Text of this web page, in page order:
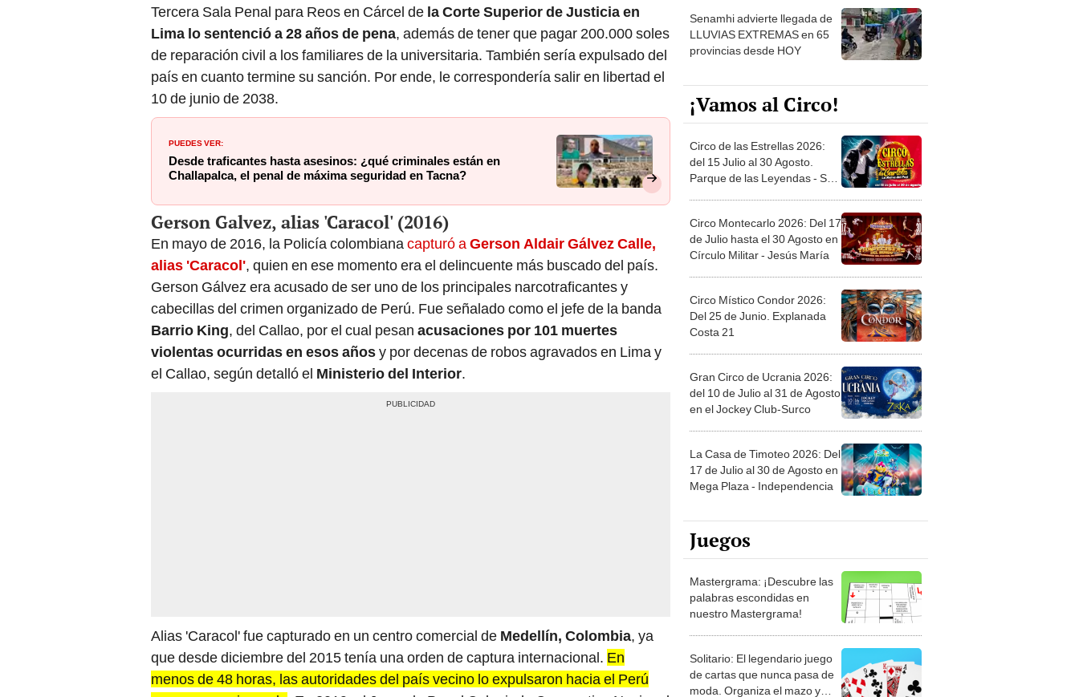
Tercera Sala Penal para Reos en Cárcel de la Corte Superior de Justicia en
Lima lo sentenció a 28 años de pena, además de tener que pagar 200.000 soles
de reparación civil a los familiares de la universitaria. También sería expulsado del
país en cuanto termine su sanción. Por ende, le correspondería salir en libertad el
10 de junio de 2038.
PUEDES VER:
Desde traficantes hasta asesinos: ¿qué criminales están en
Challapalca, el penal de máxima seguridad en Tacna?
Gerson Galvez, alias 'Caracol' (2016)
En mayo de 2016, la Policía colombianacapturó aGerson Aldair Gálvez Calle,
alias 'Caracol', quien en ese momento era el delincuente más buscado del país.
Gerson Gálvez era acusado de ser uno de los principales narcotraficantes y
cabecillas del crimen organizado de Perú. Fue señalado como el jefe de la banda
Barrio King, del Callao, por el cual pesan acusaciones por 101 muertes
violentas ocurridas en esos añosy por decenas de robos agravados en Lima y
el Callao, según detalló el Ministerio del Interior.
Alias 'Caracol' fue capturado en un centro comercial de Medellín, Colombia, ya
que desde diciembre del 2015 tenía una orden de captura internacional. En
menos de 48 horas, las autoridades del país vecino lo expulsaron hacia el Perú
Senamhi advierte llegada de
LLUVIAS EXTREMAS en 65
provincias desde HOY
¡Vamos al Circo!
Circo de las Estrellas 2026:
del 15 Julio al 30 Agosto.
Parque de las Leyendas - San
Circo Montecarlo 2026: Del 17
de Julio hasta el 30 Agosto en
Círculo Militar - Jesús María
Circo Místico Condor 2026:
Del 25 de Junio. Explanada
Costa 21
Gran Circo de Ucrania 2026:
del 10 de Julio al 31 de Agosto
en el Jockey Club-Surco
La Casa de Timoteo 2026: Del
17 de Julio al 30 de Agosto en
Mega Plaza - Independencia
Juegos
Mastergrama: ¡Descubre las
palabras escondidas en
nuestro Mastergrama!
Solitario: El legendario juego
de cartas que nunca pasa de
moda. Organiza el mazo y